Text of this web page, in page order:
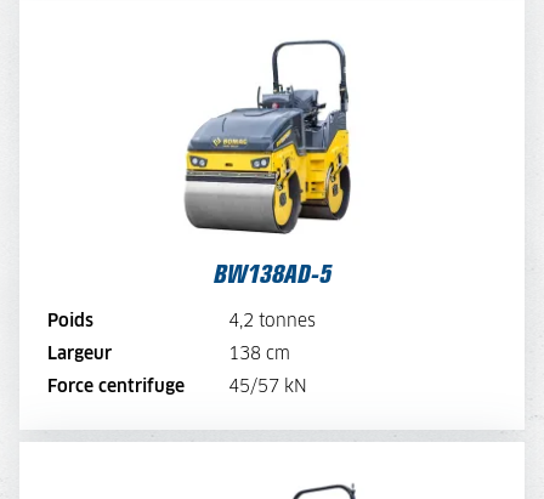
BW138AD-5
Poids
4,2 tonnes
Largeur
138 cm
Force centrifuge
45/57 kN
BW138AD-5
175,-
140,-
105,-
VOIR LA MACHINE
LOUER MAINTENANT
BW138AC-5